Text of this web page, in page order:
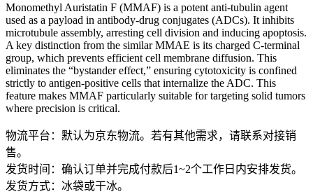
Monomethyl Auristatin F (MMAF) is a potent anti-tubulin agent
used as a payload in antibody-drug conjugates (ADCs). It inhibits
microtubule assembly, arresting cell division and inducing apoptosis.
A key distinction from the similar MMAE is its charged C-terminal
group, which prevents efficient cell membrane diffusion. This
eliminates the “bystander effect,” ensuring cytotoxicity is confined
strictly to antigen-positive cells that internalize the ADC. This
feature makes MMAF particularly suitable for targeting solid tumors
where precision is critical.
物流平台：默认为京东物流。若有其他需求，请联系对接销
售。
发货时间：确认订单并完成付款后1~2个工作日内安排发货。
发货方式：冰袋或干冰。